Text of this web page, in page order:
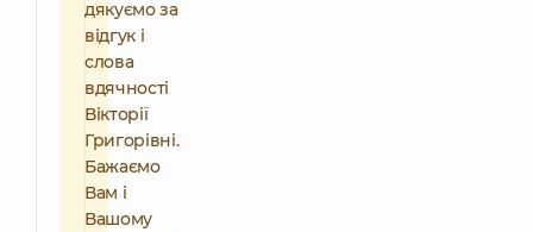
дякуємо за
відгук і
слова
вдячності
Вікторії
Григорівні.
Бажаємо
Вам і
Вашому